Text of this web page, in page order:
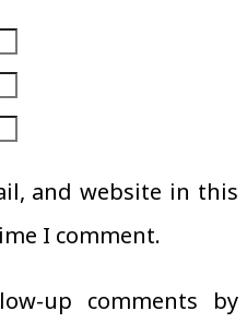
and website in this
I comment.
up comments by